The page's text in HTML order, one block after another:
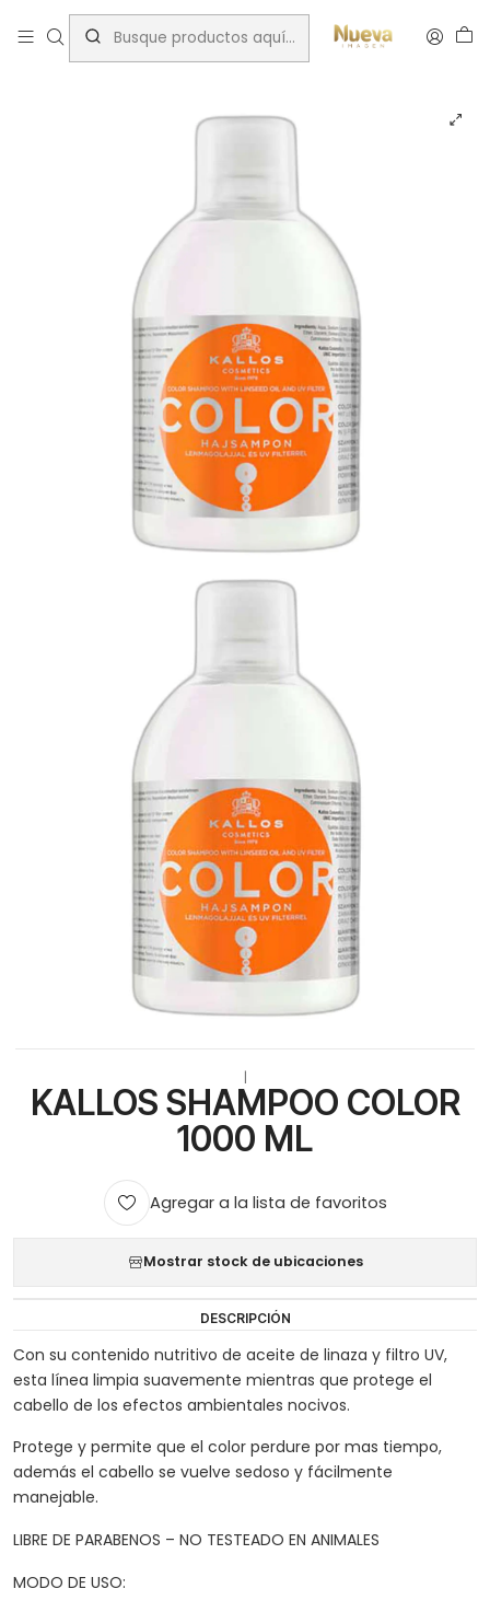
Inicio Tratamientos capilares Marcas
KALLOS SHAMPOO COLOR 1000 ML
KALLOS SHAMPOO COLOR
1000 ML
Agregar a la lista de favoritos
Mostrar stock de ubicaciones
DESCRIPCIÓN
Con su contenido nutritivo de aceite de linaza y filtro UV,
esta línea limpia suavemente mientras que protege el
cabello de los efectos ambientales nocivos.
Protege y permite que el color perdure por mas tiempo,
además el cabello se vuelve sedoso y fácilmente
manejable.
LIBRE DE PARABENOS – NO TESTEADO EN ANIMALES
MODO DE USO: